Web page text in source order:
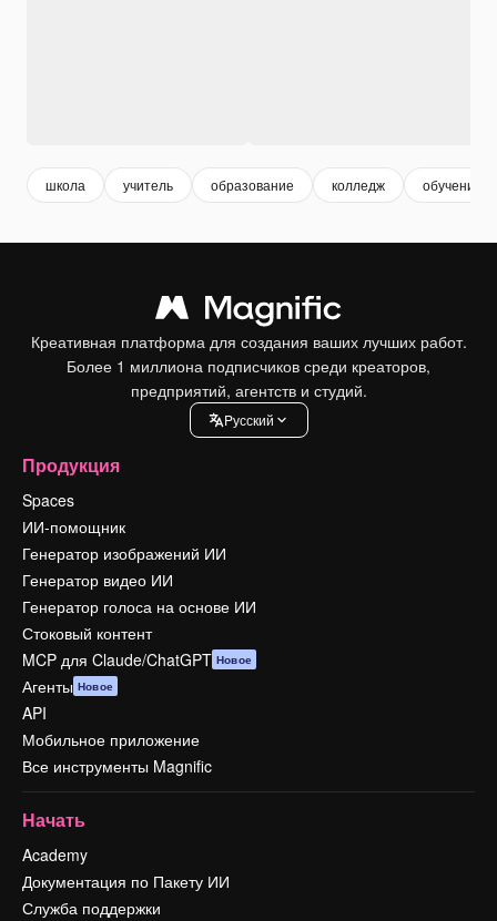
школа учитель образование колледж обучение
Креативная платформа для создания ваших лучших работ.
Более 1 миллиона подписчиков среди креаторов,
предприятий, агентств и студий.
Pусский
Продукция
Spaces
ИИ-помощник
Генератор изображений ИИ
Генератор видео ИИ
Генератор голоса на основе ИИ
Стоковый контент
MCP для Claude/ChatGPT Новое
Агенты Новое
API
Мобильное приложение
Все инструменты Magnific
Начать
Academy
Документация по Пакету ИИ
Служба поддержки